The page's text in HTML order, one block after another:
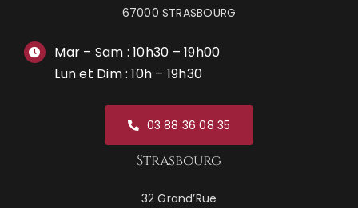
67000 STRASBOURG
Mar – Sam : 10h30 – 19h00
Lun et Dim : 10h – 19h30
03 88 36 08 35
Strasbourg
32 Grand’Rue